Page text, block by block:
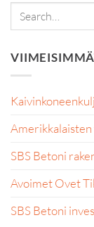
SBS Betoni
Avoimet Ovet
SBS Betoni